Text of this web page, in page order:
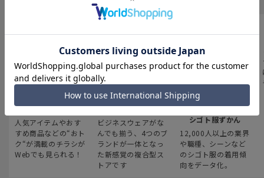
最新のお買い得情報
人気アイテムやおす
すめ商品などの“おト
ク“が満載のチラシが
Webでも見られる！
スーツスクエア
ビジネスウェアがな
んでも揃う、4つのブ
ランドが一体となっ
た新感覚の複合型ス
トアです
みんなの
シゴト服ずかん
12,000人以上の業界
や職種、シーンなど
のシゴト服の着用傾
向をデータ化。